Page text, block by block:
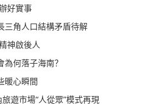
好實事
三角人口結構矛盾待解
神啟後人
何落子海南？
暖心瞬間
遊市場“人從眾”模式再現